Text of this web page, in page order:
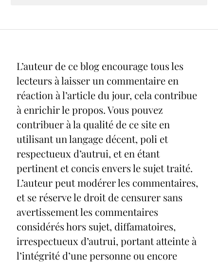
L’auteur de ce blog encourage tous les
lecteurs à laisser un commentaire en
réaction à l’article du jour, cela contribue
à enrichir le propos. Vous pouvez
contribuer à la qualité de ce site en
utilisant un langage décent, poli et
respectueux d’autrui, et en étant
pertinent et concis envers le sujet traité.
L’auteur peut modérer les commentaires,
et se réserve le droit de censurer sans
avertissement les commentaires
considérés hors sujet, diffamatoires,
irrespectueux d’autrui, portant atteinte à
l’intégrité d’une personne ou encore